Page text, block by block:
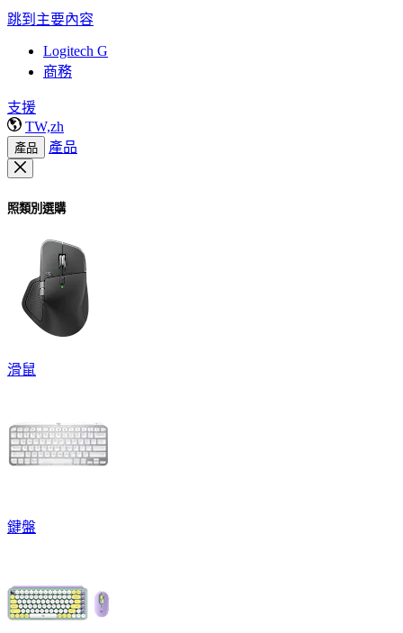
跳到主要內容
Logitech G
商務
支援
TW,zh
產品 產品
照類別選購
滑鼠
鍵盤